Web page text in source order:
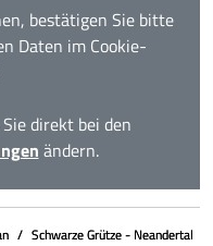
bestätigen Sie bitte
Daten im Cookie-
direkt bei den
ändern.
Schwarze Grütze - Neandertal